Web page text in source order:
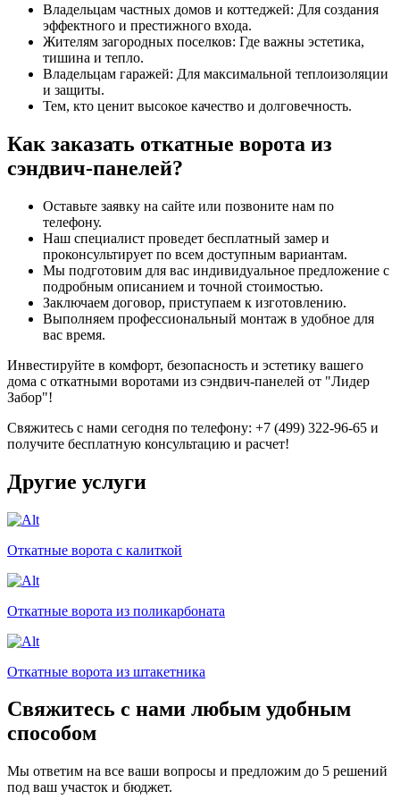
Владельцам частных домов и коттеджей: Для создания
эффектного и престижного входа.
Жителям загородных поселков: Где важны эстетика,
тишина и тепло.
Владельцам гаражей: Для максимальной теплоизоляции
и защиты.
Тем, кто ценит высокое качество и долговечность.
Как заказать откатные ворота из
сэндвич-панелей?
Оставьте заявку на сайте или позвоните нам по
телефону.
Наш специалист проведет бесплатный замер и
проконсультирует по всем доступным вариантам.
Мы подготовим для вас индивидуальное предложение с
подробным описанием и точной стоимостью.
Заключаем договор, приступаем к изготовлению.
Выполняем профессиональный монтаж в удобное для
вас время.
Инвестируйте в комфорт, безопасность и эстетику вашего
дома с откатными воротами из сэндвич-панелей от "Лидер
Забор"!
Свяжитесь с нами сегодня по телефону: +7 (499) 322-96-65 и
получите бесплатную консультацию и расчет!
Другие услуги
Откатные ворота с калиткой
Откатные ворота из поликарбоната
Откатные ворота из штакетника
Свяжитесь с нами любым удобным
способом
Мы ответим на все ваши вопросы и предложим до 5 решений
под ваш участок и бюджет.